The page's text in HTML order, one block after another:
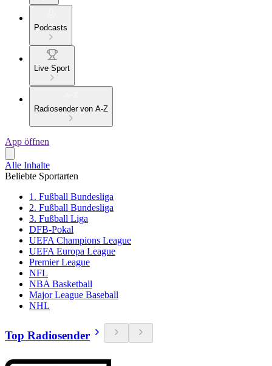
Podcasts
Live Sport
Radiosender von A-Z
App öffnen
Alle Inhalte
Beliebte Sportarten
1. Fußball Bundesliga
2. Fußball Bundesliga
3. Fußball Liga
DFB-Pokal
UEFA Champions League
UEFA Europa League
Premier League
NFL
NBA Basketball
Major League Baseball
NHL
Top Radiosender